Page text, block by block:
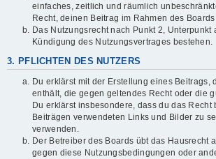
einfaches, zeitlich und räumlich
Recht, deinen Beitrag im Rahmen des Boards
Das Nutzungsrecht nach Punkt 2, Unterpunkt
Kündigung des Nutzungsvertrages bestehen.
3. PFLICHTEN DES NUTZERS
Du erklärst mit der Erstellung eines Beitrags,
enthält, die gegen geltendes Recht oder die
Du erklärst insbesondere, dass du das Recht
Beiträgen verwendeten Links und Bilder zu
verwenden.
Der Betreiber des Boards übt das Hausrecht
gegen diese Nutzungsbedingungen oder